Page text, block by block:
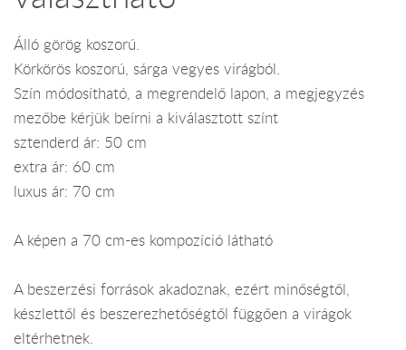
Álló görög koszorú.
Körkörös koszorú, sárga vegyes virágból.
Szín módosítható, a megrendelő lapon, a megjegyzés
mezőbe kérjük beírni a kiválasztott színt
sztenderd ár: 50 cm
extra ár: 60 cm
luxus ár: 70 cm
A képen a 70 cm-es kompozíció látható
A beszerzési források akadoznak, ezért minőségtől,
készlettől és beszerezhetőségtől függően a virágok
eltérhetnek.